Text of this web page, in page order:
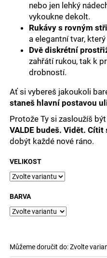
nebo jen lehký
vykoukne dekolt.
Rukávy s rovným
a elegantní tvar,
Dvě diskrétní
zahřátí rukou, tak k
drobností.
Ať si vybereš jakoukoli
staneš hlavní postavou
Protože Ty si zasloužíš
VALDE budeš. Vidět. Cítit
dobýt každé nové ráno.
VELIKOST
BARVA
Můžeme doručit do:Zvolte